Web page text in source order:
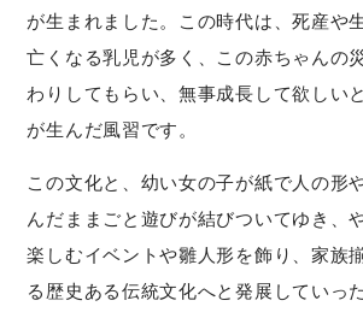
が生まれました。この時代は、死産や
亡くなる乳児が多く、この赤ちゃんの
わりしてもらい、無事成長して欲しい
が生んだ風習です。
この文化と、幼い女の子が紙で人の形
んだままごと遊びが結びついてゆき、
楽しむイベントや雛人形を飾り、家族
る歴史ある伝統文化へと発展していっ